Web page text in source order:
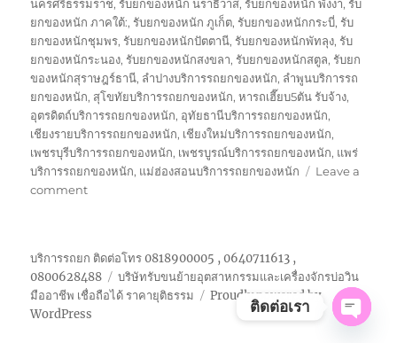
นครศรีธรรมราช,รับยกของหนัก นราธิวาส,รับยกของหนัก พังงา,รับ
ยกของหนัก ภาคใต้:,รับยกของหนัก ภูเก็ต,รับยกของหนักกระบี่,รับ
ยกของหนักชุมพร,รับยกของหนักปัตตานี,รับยกของหนักพัทลุง,รับ
ยกของหนักระนอง,รับยกของหนักสงขลา,รับยกของหนักสตูล,รับยก
ของหนักสุราษฎร์ธานี, ลำปางบริการรถยกของหนัก, ลำพูนบริการรถ
ยกของหนัก, สุโขทัยบริการรถยกของหนัก,หารถเฮี๊ยบ5ตัน รับจ้าง,
อุตรดิตถ์บริการรถยกของหนัก, อุทัยธานีบริการรถยกของหนัก,
เชียงรายบริการรถยกของหนัก, เชียงใหม่บริการรถยกของหนัก,
เพชรบุรีบริการรถยกของหนัก, เพชรบูรณ์บริการรถยกของหนัก, แพร่
บริการรถยกของหนัก, แม่ฮ่องสอนบริการรถยกของหนัก
Leave a
commenton
ยก
ของ
หนัก
เครน3-
บริการรถยก ติดต่อโทร 0818900005 , 0640711613 ,
0800628488
บริษัทรับขนย้ายอุตสาหกรรมและเครื่องจักรบ่อวิน
มืออาชีพ เชื่อถือได้ ราคายุติธรรม
Proudly powered by
WordPress
ติดต่อเรา
OPEN